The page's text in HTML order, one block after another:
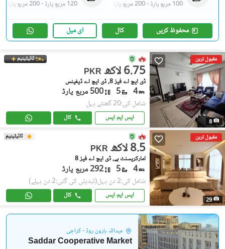
100 مربع یارڈ
-200 مربع یارڈ
120 مربع یارڈ
-200 مربع یارڈ
محفوظ کریں کال ای میل
مقبول ترین
8
ٹائیٹینیم
PKR 6.75 لاکھ
ڈی ایچ اے فیز 8, ڈی ایچ اے ڈیفینس
4
5 500 مربع یارڈ
شامل کی:20 گھنٹے پہل
ایس ایم ایس کال
مقبول ترین
29
ٹائیٹینیم
PKR 8.5 لاکھ
امارکریسنٹ بے, ڈی ایچ اے فیز 8
4
5 292 مربع یارڈ
شامل کی:2 دن پہل (تبدیلی کی گئی:2 دن پہلے)
ایس ایم ایس کال
عبداللہ ہارون روڈ - کراچی
Saddar Cooperative Market